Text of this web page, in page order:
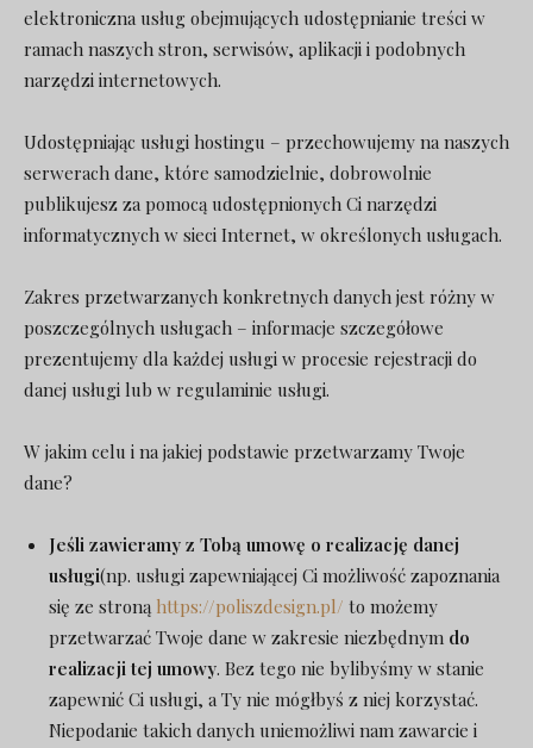
elektroniczna usług obejmujących udostępnianie treści w
ramach naszych stron, serwisów, aplikacji i podobnych
narzędzi internetowych.
Udostępniając usługi hostingu – przechowujemy na naszych
serwerach dane, które samodzielnie, dobrowolnie
publikujesz za pomocą udostępnionych Ci narzędzi
informatycznych w sieci Internet, w określonych usługach.
Zakres przetwarzanych konkretnych danych jest różny w
poszczególnych usługach – informacje szczegółowe
prezentujemy dla każdej usługi w procesie rejestracji do
danej usługi lub w regulaminie usługi.
W jakim celu i na jakiej podstawie przetwarzamy Twoje
dane?
Jeśli zawieramy z Tobą umowę o realizację danej
usługi(np. usługi zapewniającej Ci możliwość zapoznania
się ze stroną https://poliszdesign.pl/ to możemy
przetwarzać Twoje dane w zakresie niezbędnym do
realizacji tej umowy. Bez tego nie bylibyśmy w stanie
zapewnić Ci usługi, a Ty nie mógłbyś z niej korzystać.
Niepodanie takich danych uniemożliwi nam zawarcie i